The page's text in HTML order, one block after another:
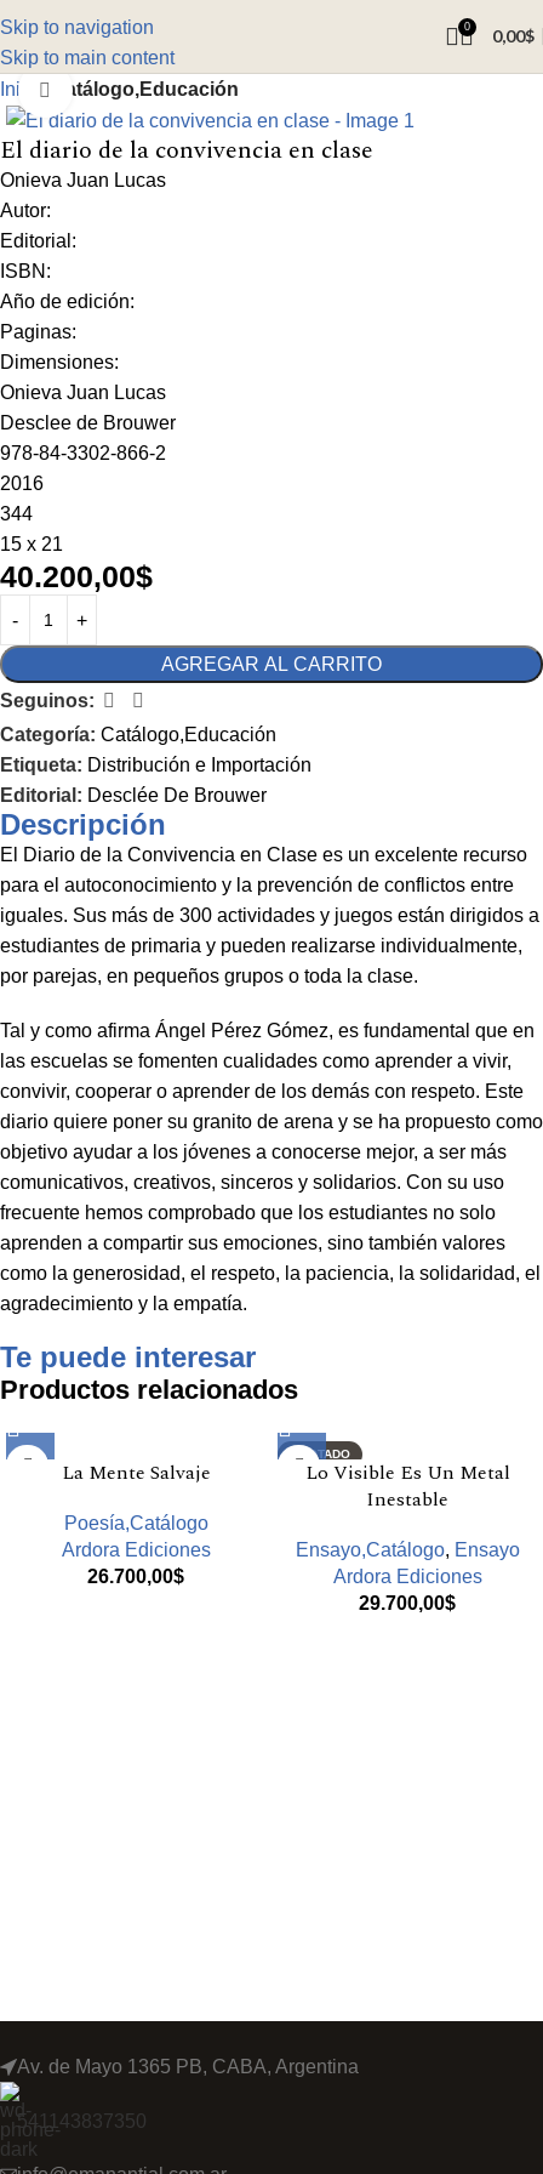
Skip to navigation
Skip to main content
0 0,00$
Inicio Catálogo,Educación
Click to enlarge
El diario de la convivencia en clase
Onieva Juan Lucas
Autor:
Editorial:
ISBN:
Año de edición:
Paginas:
Dimensiones:
Onieva Juan Lucas
Desclee de Brouwer
978-84-3302-866-2
2016
344
15 x 21
40.200,00$
AGREGAR AL CARRITO
Seguinos:
Categoría: Catálogo,Educación
Etiqueta: Distribución e Importación
Editorial: Desclée De Brouwer
Descripción
El Diario de la Convivencia en Clase es un excelente recurso
para el autoconocimiento y la prevención de conflictos entre
iguales. Sus más de 300 actividades y juegos están dirigidos a
estudiantes de primaria y pueden realizarse individualmente,
por parejas, en pequeños grupos o toda la clase.
Tal y como afirma Ángel Pérez Gómez, es fundamental que en
las escuelas se fomenten cualidades como aprender a vivir,
convivir, cooperar o aprender de los demás con respeto. Este
diario quiere poner su granito de arena y se ha propuesto como
objetivo ayudar a los jóvenes a conocerse mejor, a ser más
comunicativos, creativos, sinceros y solidarios. Con su uso
frecuente hemos comprobado que los estudiantes no solo
aprenden a compartir sus emociones, sino también valores
como la generosidad, el respeto, la paciencia, la solidaridad, el
agradecimiento y la empatía.
Te puede interesar
Productos relacionados
La Mente Salvaje
Poesía,Catálogo
Ardora Ediciones
26.700,00$
AGOTADO
Lo Visible Es Un Metal
Inestable
Ensayo,Catálogo, Ensayo
Ardora Ediciones
29.700,00$
Av. de Mayo 1365 PB, CABA, Argentina
541143837350